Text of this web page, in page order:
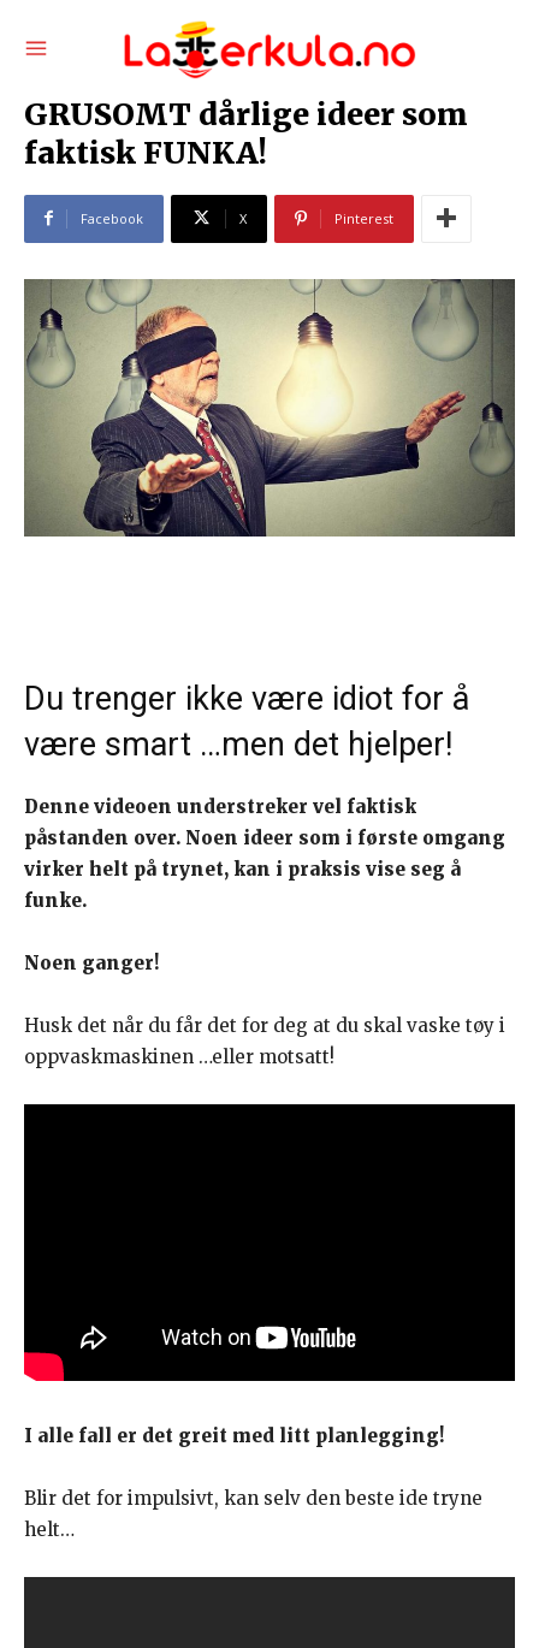
GRUSOMT dårlige ideer som
faktisk FUNKA!
Facebook X Pinterest
Du trenger ikke være idiot for å
være smart …men det hjelper!
Denne videoen understreker vel faktisk
påstanden over. Noen ideer som i første omgang
virker helt på trynet, kan i praksis vise seg å
funke.
Noen ganger!
Husk det når du får det for deg at du skal vaske tøy i
oppvaskmaskinen …eller motsatt!
I alle fall er det greit med litt planlegging!
Blir det for impulsivt, kan selv den beste ide tryne
helt…